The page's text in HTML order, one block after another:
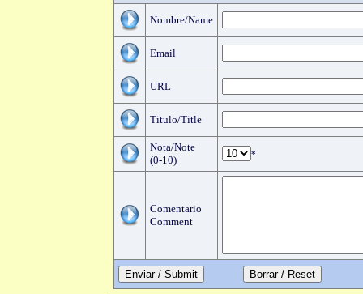
Nombre/Name
Email
URL
Titulo/Title
Nota/Note
(0-10)
*
Comentario
Comment
Enviar / Submit